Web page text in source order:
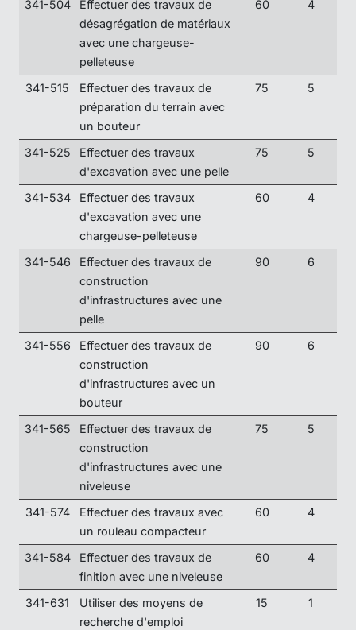
341-504
Effectuer des travaux de
désagrégation de matériaux
avec une chargeuse-
pelleteuse
60 4
341-515
Effectuer des travaux de
préparation du terrain avec
un bouteur
75 5
341-525
Effectuer des travaux
d'excavation avec une pelle
75 5
341-534
Effectuer des travaux
d'excavation avec une
chargeuse-pelleteuse
60 4
341-546
Effectuer des travaux de
construction
d'infrastructures avec une
pelle
90 6
341-556
Effectuer des travaux de
construction
d'infrastructures avec un
bouteur
90 6
341-565
Effectuer des travaux de
construction
d'infrastructures avec une
niveleuse
75 5
341-574
Effectuer des travaux avec
un rouleau compacteur
60 4
341-584
Effectuer des travaux de
finition avec une niveleuse
60 4
341-631
Utiliser des moyens de
recherche d'emploi
15 1